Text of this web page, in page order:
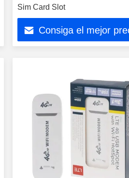
Sim Card Slot
Consiga el mejor